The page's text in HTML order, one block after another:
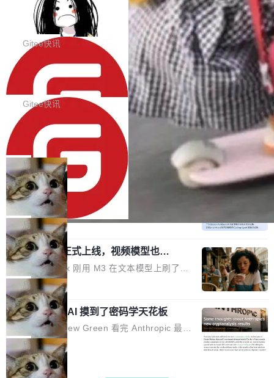
代码评审及自动化运维的全面落地夯实了“一体
化”的基座。 新版本将为用户带来更好的使用体
验和更高的工作效率，感谢大家一直以来的支持
和反馈，我们将继续努力提供更优秀的产品和服
务！ 新增功能点 DevOps： 采用自研代码托管
平台，支持一站式安装，提供从代码提交到交付
的...
器。HTTP 引擎是一个独立插件。你选一个，或
者选两个，不同环境之间切换，一行应用代码都
不用改。 下面快速过一下 10 种 HTTP 服务器
选项，各自适合什么场景，以及怎么切换。 一行
依赖替换 在 Solon 里换 HTTP 服务器就是改 po
m.xml 里一个依赖，别的什么都不用动。 <depe
factId>solon-web</artifac...
BootstrapBlazor v10.9.0 已经发布，B
ootstrap 样式的 Blazor UI 组件库
BootstrapBlazor v10.9.0 已经发布，Bootstrap
样式的 Blazor UI 组件库 此版本更新内容包括：
Release 2026-07-31 V10.9.0 Fixes fix(MultiFi
lter): 增加暗黑主题支持 by @ArgoZhang in htt
ps://github.com/dotnetcore/BootstrapBlazor/p
ull/8239 fix(Camera): 增加 exact 显式设置设备
id by @kkxkx in https://github.com/dotnetcor
e/BootstrapBlazor/pull/825...
Gitee快讯
SolonCode v2026.8.2 已经发布，终端
智能体
SolonCode v2026.8.2 已经发布，终端智能体
此版本更新内容包括： 优化 soloncode run 模
式（参考 run-headless-mode.md） 添加 solon
code web 国际化多语言支持 添加 soloncode w
eb 消息列表消息导航支持 修复 soloncode web
文件详情初次显示时语法高亮失效的问题 修复 s
oloncode web 审查详情文件名中文乱码的问题
细节优化 详情查看：https://gitee.com/opensol
on/soloncode/releases/v2026.8.2
Gitee快讯
OpenAI 宣布 GPT-5.6 Luna 价格下降
80%
OpenAI 宣布 GPT-5.6 Luna 价格下降 80%。输
入从每百万 token 1 美元砍到 0.2 美元，输出从
6 美元砍到 1.2 美元。GPT-5.6 Terra 降 20%。
旗舰 Sol 没降，但加了一个 Fast 模式——2.5
倍速度，2 倍价格，智商不变。 降价的理由不是
市场竞争，不是清库存，是 Sol 自己把自己优化
了。 这事分两步。第一步，OpenAI 把 GPT-5.6
Sol 部署上线。第二步，让 Sol 通过 Codex 自
己去优化自己的推理基础设施。Sol 学了 Triton
和 Gluon 两种 GPU 编程语言，重写了生产环境
的 GPU 内核，找出了哪...
局
DeepSeek-V4-Flash 官方 API 现已正
式上线公测
DeepSeek V4 Flash 正式版今天上线了。模型
结构和参数规模没变，还是 MoE 284B、激活 1
3B、100 万 token 上下文——只重新做了后训
练。但改完之后，Agent 能力直接把自家 4 月发
的 Pro Preview 给干了。 九项 Agent 基准测试
全部反超。Terminal Bench 2.1 从 61.8 涨到 8
2.7，DeepSWE 从 7.3 涨到 54.4，DSBench-F
ullStack 从 37.0 涨到 68.7。不说别的，一个 Fl
ash 型号干翻了三个月前代表最高水平的 Pro 预
览版，这件事本身就够说明后训练的威力了。 跟
它一起来的还有两...
局
MiniMax H3 正式上线，视频模型也开
始玩全模态了
上个月 MiniMax 刚用 M3 在文本模型上刷了一
波存在感，今天 H3 来了——一款全模态生成模
型，而且承诺几天内开源权重。 先看能力边界。
H3 接受文本、图像、视频、声音任意组合作为
输入（它叫多模态上下文），输出带原生双声道
音频的视频，最高 15 秒 2K 分辨率。举个例
子：扔进去一段参考视频（取它的希区柯克运
镜）、一张人物图片、一段歌声录音，用自然语
局
Anthropic 的 AI 摸到了密码学天花板
密码学家 Matthew Green 看完 Anthropic 最新
的密码分析成果后，写了篇博客。标题很克制：
「一些想法」，但内容不克制。 先说 Anthropic
做了什么。他们让未发布的 Claude Mythos 模
局